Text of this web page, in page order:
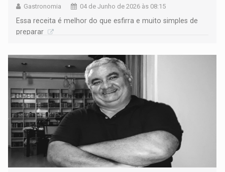
Gastronomia 04 de Junho de 2026 às 08:15
Essa receita é melhor do que esfirra e muito simples de
preparar